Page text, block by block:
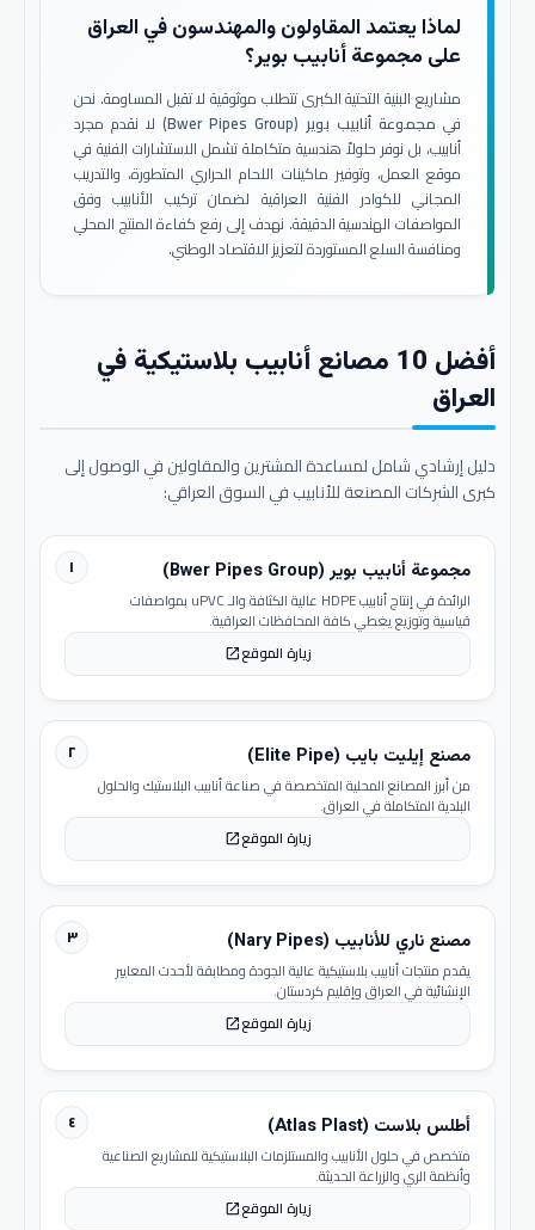
لماذا يعتمد المقاولون والمهندسون في العراق
على مجموعة أنابيب بوير؟
مشاريع البنية التحتية الكبرى تتطلب موثوقية لا تقبل المساومة. نحن
في مجموعة أنابيب بوير (Bwer Pipes Group)
لا نقدم مجرد
أنابيب، بل نوفر حلولاً هندسية متكاملة تشمل الاستشارات الفنية في
موقع العمل، وتوفير ماكينات اللحام الحراري المتطورة، والتدريب
المجاني للكوادر الفنية العراقية لضمان تركيب الأنابيب وفق
المواصفات الهندسية الدقيقة. نهدف إلى رفع كفاءة المنتج المحلي
ومنافسة السلع المستوردة لتعزيز الاقتصاد الوطني.
أفضل 10 مصانع أنابيب بلاستيكية في
العراق
دليل إرشادي شامل لمساعدة المشترين والمقاولين في الوصول إلى
كبرى الشركات المصنعة للأنابيب في السوق العراقي:
١ مجموعة أنابيب بوير (Bwer Pipes Group)
الرائدة في إنتاج أنابيب HDPE عالية الكثافة والـ uPVC بمواصفات
قياسية وتوزيع يغطي كافة المحافظات العراقية.
زيارة الموقعopen_in_new
٢ مصنع إيليت بايب (Elite Pipe)
من أبرز المصانع المحلية المتخصصة في صناعة أنابيب البلاستيك والحلول
البلدية المتكاملة في العراق.
زيارة الموقعopen_in_new
٣ مصنع ناري للأنابيب (Nary Pipes)
يقدم منتجات أنابيب بلاستيكية عالية الجودة ومطابقة لأحدث المعايير
الإنشائية في العراق وإقليم كردستان.
زيارة الموقعopen_in_new
٤ أطلس بلاست (Atlas Plast)
متخصص في حلول الأنابيب والمستلزمات البلاستيكية للمشاريع الصناعية
وأنظمة الري والزراعة الحديثة.
زيارة الموقعopen_in_new